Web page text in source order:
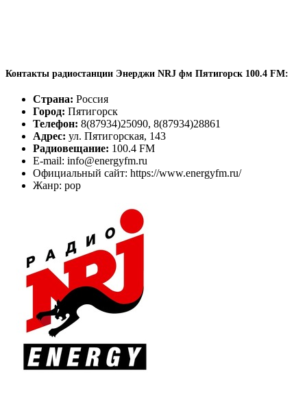
Контакты радиостанции Энерджи NRJ фм Пятигорск 100.4 FM:
Страна: Россия
Город: Пятигорск
Телефон: 8(87934)25090, 8(87934)28861
Адрес: ул. Пятигорская, 143
Радиовещание: 100.4 FM
E-mail: info@energyfm.ru
Официальный сайт: https://www.energyfm.ru/
Жанр: pop